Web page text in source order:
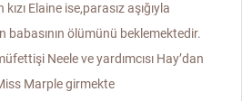
Elaine ise,parasız aşığıyla
babasının ölümünü beklemektedir.
Neele ve yardımcısı Hay’dan
Marple girmekte